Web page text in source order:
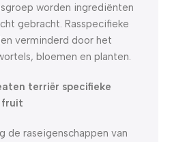
worden ingrediënten
gebracht. Rasspecifieke
verminderd door het
bloemen en planten.
terriër specifieke
fruit
de raseigenschappen van